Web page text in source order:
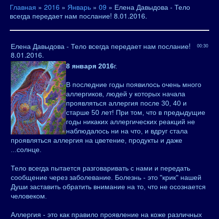
Главная » 2016 » Январь » 09 » Елена Давыдова - Тело
всегда передает нам послание! 8.01.2016.
00:30
Елена Давыдова - Тело всегда передает нам послание!
8.01.2016.
8 января 2016г.
В последние годы появилось очень много
аллергиков, людей у которых начала
проявляться аллергия после 30, 40 и
старше 50 лет! При том, что в предыдущие
годы никаких аллергических реакций не
наблюдалось ни на что, и вдруг стала
проявляться аллергия на цветение, продукты и даже
...солнце.
Тело всегда пытается разговаривать с нами и передать
сообщение через заболевание. Болезнь - это "крик" нашей
Души заставить обратить внимание на то, что не осознается
человеком.
Аллергия - это как правило проявление на коже различных